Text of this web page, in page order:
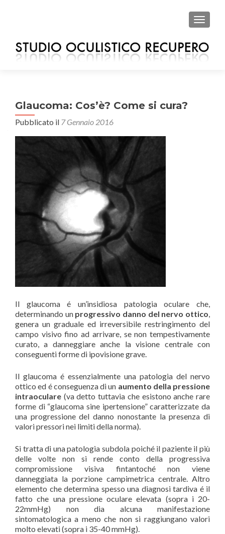
Glaucoma: Cos’è? Come si cura?
Pubblicato il 7 Gennaio 2016
Il glaucoma é un’insidiosa patologia oculare che,
determinando un progressivo danno del nervo ottico,
genera un graduale ed irreversibile restringimento del
campo visivo fino ad arrivare, se non tempestivamente
curato, a danneggiare anche la visione centrale con
conseguenti forme di ipovisione grave.
Il glaucoma é essenzialmente una patologia del nervo
ottico ed é conseguenza di un aumento della pressione
intraoculare (va detto tuttavia che esistono anche rare
forme di “glaucoma sine ipertensione” caratterizzate da
una progressione del danno nonostante la presenza di
valori pressori nei limiti della norma).
Si tratta di una patologia subdola poiché il paziente il più
delle volte non si rende conto della progressiva
compromissione visiva fintantoché non viene
danneggiata la porzione campimetrica centrale. Altro
elemento che determina spesso una diagnosi tardiva é il
fatto che una pressione oculare elevata (sopra i 20-
22mmHg) non dia alcuna manifestazione
sintomatologica a meno che non si raggiungano valori
molto elevati (sopra i 35-40 mmHg).